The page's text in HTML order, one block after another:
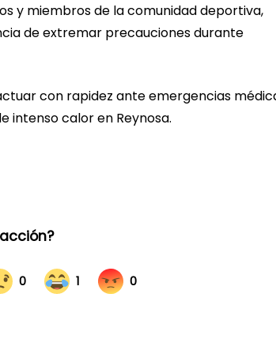
y miembros de la comunidad deportiva,
de extremar precauciones durante
con rapidez ante emergencias
intenso calor en Reynosa.